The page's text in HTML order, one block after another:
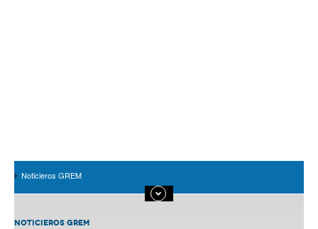
Noticieros GREM
NOTICIEROS GREM